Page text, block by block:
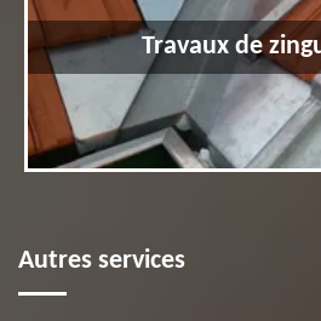
Travaux de
Autres services